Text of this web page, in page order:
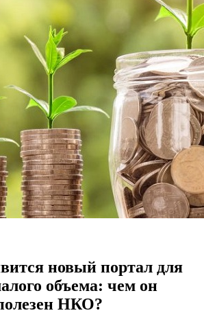
новый портал для
объема: чем он
НКО?